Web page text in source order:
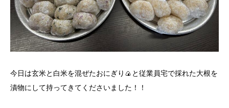
今日は玄米と白米を混ぜたおにぎり🍙と従業員宅で採れた大根を
漬物にして持ってきてくださいました！！